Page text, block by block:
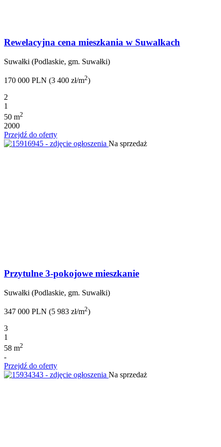
Rewelacyjna cena mieszkania w Suwalkach
Suwałki (Podlaskie, gm. Suwałki)
170 000 PLN (3 400 zł/m2)
2
1
50 m2
2000
Przejdź do oferty
Na sprzedaż
Przytulne 3-pokojowe mieszkanie
Suwałki (Podlaskie, gm. Suwałki)
347 000 PLN (5 983 zł/m2)
3
1
58 m2
-
Przejdź do oferty
Na sprzedaż